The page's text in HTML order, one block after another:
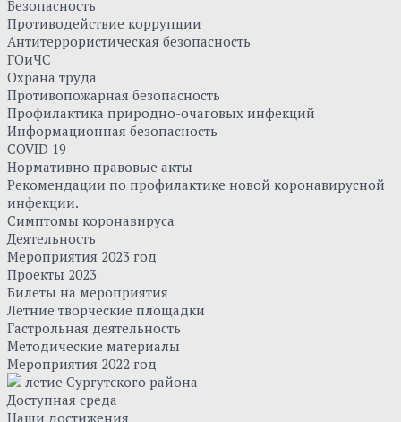
Безопасность
Противодействие коррупции
Антитеррористическая безопасность
ГОиЧС
Охрана труда
Противопожарная безопасность
Профилактика природно-очаговых инфекций
Информационная безопасность
COVID 19
Нормативно правовые акты
Рекомендации по профилактике новой коронавирусной
инфекции.
Симптомы коронавируса
Деятельность
Мероприятия 2023 год
Проекты 2023
Билеты на мероприятия
Летние творческие площадки
Гастрольная деятельность
Методические материалы
Мероприятия 2022 год
летие Сургутского района
Доступная среда
Наши достижения